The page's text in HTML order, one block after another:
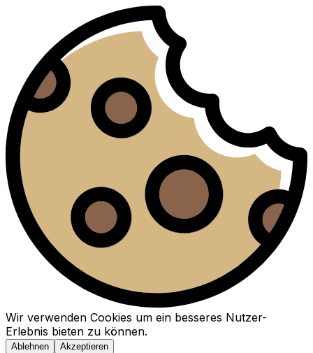
Wir verwenden Cookies um ein besseres Nutzer-
Erlebnis bieten zu können.
Ablehnen Akzeptieren